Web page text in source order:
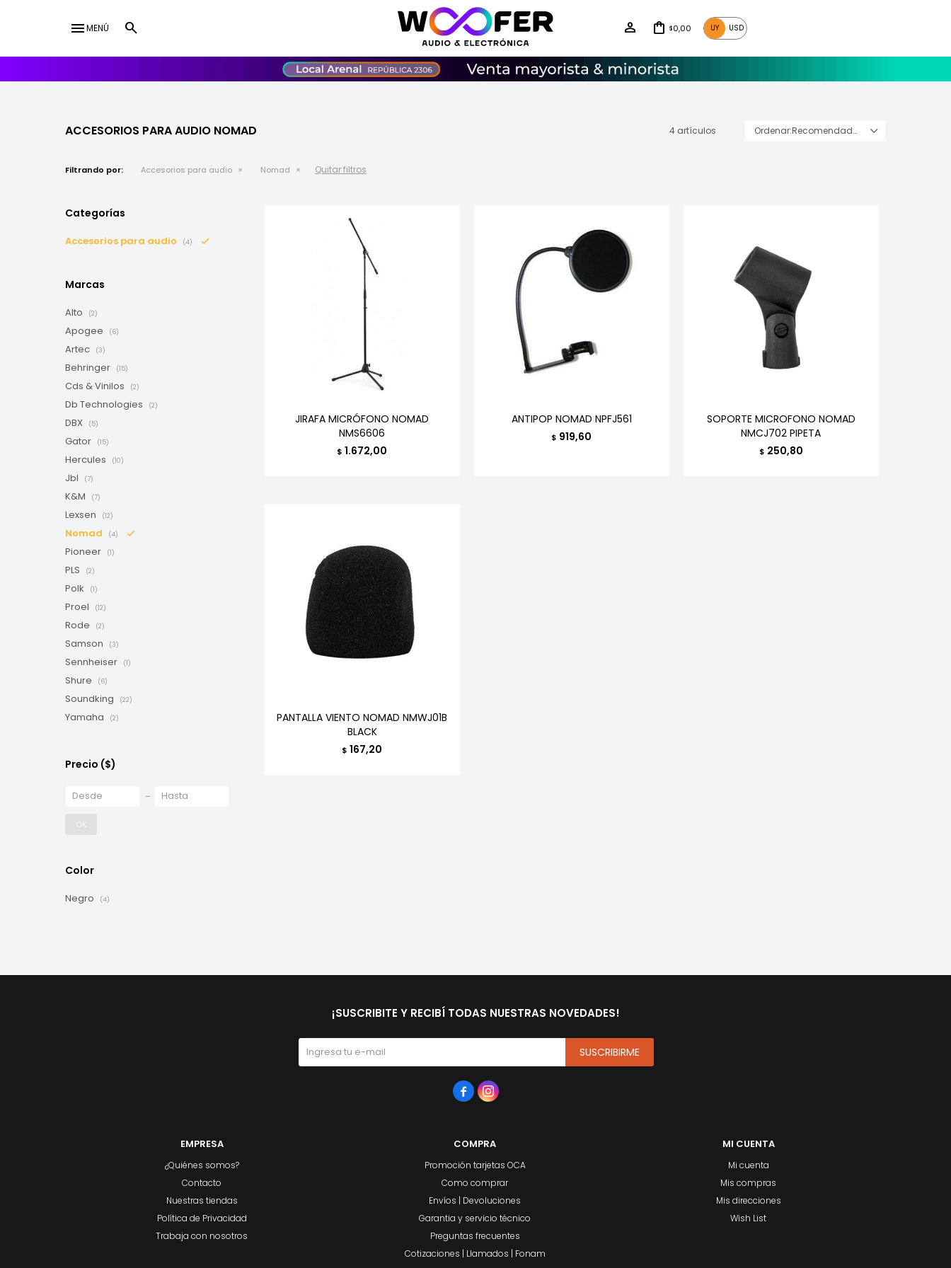
menuMENÚ $0,00 UY USD
ACCESORIOS PARA AUDIO NOMAD 4 artículos Recomendados
Filtrando por: Accesorios para audio Nomad Quitar filtros
JIRAFA MICRÓFONO NOMAD
NMS6606
$ 1.672,00
ANTIPOP NOMAD NPFJ561
$ 919,60
SOPORTE MICROFONO NOMAD
NMCJ702 PIPETA
$ 250,80
PANTALLA VIENTO NOMAD NMWJ01B
BLACK
$ 167,20
Categorías
Accesorios para audio (4)
Marcas
Alto (2)
Apogee (6)
Artec (3)
Behringer (15)
Cds & Vinilos (2)
Db Technologies (2)
DBX (5)
Gator (15)
Hercules (10)
Jbl (7)
K&M (7)
Lexsen (12)
Nomad (4)
Pioneer (1)
PLS (2)
Polk (1)
Proel (12)
Rode (2)
Samson (3)
Sennheiser (1)
Shure (6)
Soundking (22)
Yamaha (2)
Precio ($)
OK
Color
Negro (4)
EMPRESA
¿Quiénes somos?
Contacto
Nuestras tiendas
Política de Privacidad
Trabaja con nosotros
COMPRA
Promoción tarjetas OCA
Como comprar
Envíos | Devoluciones
Garantia y servicio técnico
Preguntas frecuentes
Cotizaciones | Llamados | Fonam
MI CUENTA
Mi cuenta
Mis compras
Mis direcciones
Wish List
¡SUSCRIBITE Y RECIBÍ TODAS NUESTRAS NOVEDADES!
SUSCRIBIRME
 